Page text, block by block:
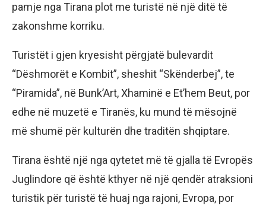
pamje nga Tirana plot me turistë në një ditë të
zakonshme korriku.
Turistët i gjen kryesisht përgjatë bulevardit
“Dëshmorët e Kombit”, sheshit “Skënderbej”, te
“Piramida”, në Bunk’Art, Xhaminë e Et’hem Beut, por
edhe në muzetë e Tiranës, ku mund të mësojnë
më shumë për kulturën dhe traditën shqiptare.
Tirana është një nga qytetet më të gjalla të Evropës
Juglindore që është kthyer në një qendër atraksioni
turistik për turistë të huaj nga rajoni, Evropa, por